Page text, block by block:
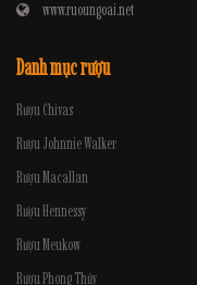
www.ruoungoai.net
Danh mục rượu
Rượu Chivas
Rượu Johnnie Walker
Rượu Macallan
Rượu Hennessy
Rượu Meukow
Rượu Phong Thủy